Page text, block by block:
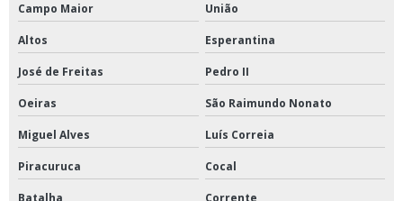
Campo Maior União
Altos Esperantina
José de Freitas Pedro II
Oeiras São Raimundo Nonato
Miguel Alves Luís Correia
Piracuruca Cocal